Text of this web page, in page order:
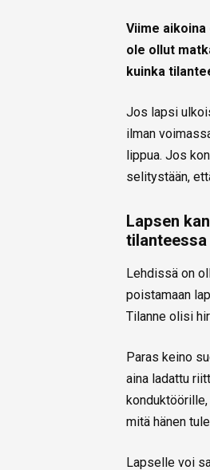
Viime
ole ollut
kuinka
Jos lapsi
ilman
lippua. Jos
selitystään,
Lapsen
tilanteessa
Lehdissä on
poistamaan
Tilanne olisi
Paras keino
aina ladattu
konduktöörille,
mitä hänen
Lapselle voi